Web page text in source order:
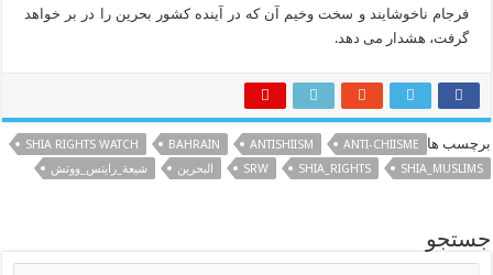
فرجام ناخوشایند و سخت وخیم آن که در آینده کشور بحرین را در بر خواهد
گرفت، هشدار می دهد.
برچسب ها ANTI-CHIISME
ANTISHIISM
BAHRAIN
SHIA RIGHTS WATCH
SHIA_MUSLIMS
SHIA_RIGHTS
SRW البحرين شيعة_رايتس_ووتش
جستجو